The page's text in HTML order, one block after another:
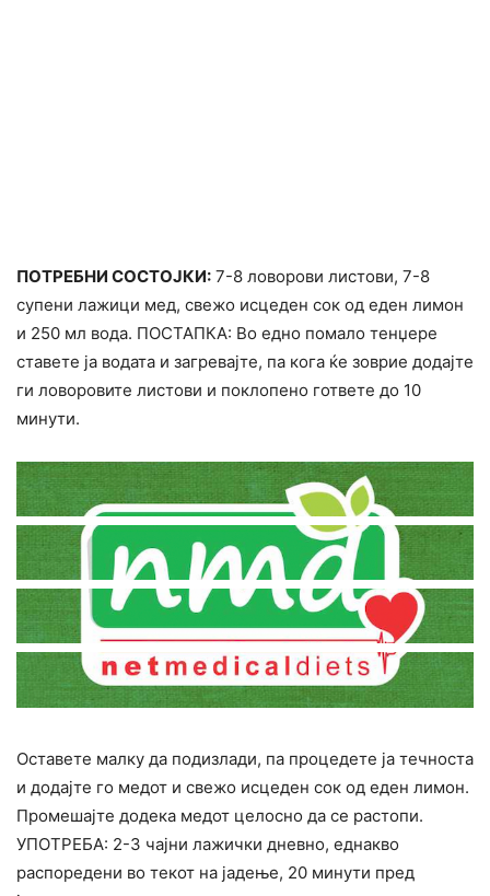
ПОТРЕБНИ СОСТОЈКИ: 7-8 ловорови листови, 7-8
супени лажици мед, свежо исцеден сок од еден лимон
и 250 мл вода. ПОСТАПКА: Во едно помало тенџере
ставете ја водата и загревајте, па кога ќе зоврие додајте
ги ловоровите листови и поклопено гответе до 10
минути.
Оставете малку да подизлади, па процедете ја течноста
и додајте го медот и свежо исцеден сок од еден лимон.
Промешајте додека медот целосно да се растопи.
УПОТРЕБА: 2-3 чајни лажички дневно, еднакво
распоредени во текот на јадење, 20 минути пред